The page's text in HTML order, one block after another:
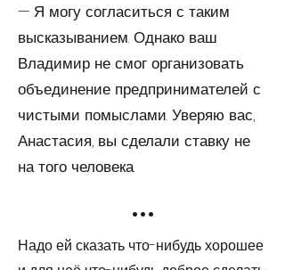
— Я могу согласиться с таким
высказыванием. Однако ваш
Владимир не смог организовать
объединение предпринимателей с
чистыми помыслами. Уверяю вас,
Анастасия, вы сделали ставку не
на того человека.
...
Надо ей сказать что-нибудь хорошее